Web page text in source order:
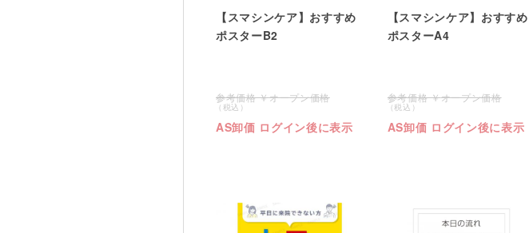
【スマシンケア】おすすめ
ポスターB2
オープン価格
AS卸価 ログイン後に表示
【スマシンケア】おすすめ
ポスターA4
オープン価格
AS卸価 ログイン後に表示